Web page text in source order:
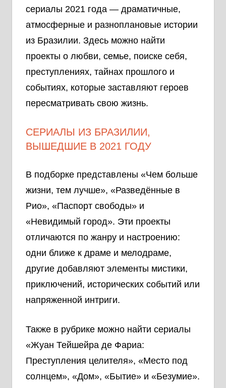
сериалы 2021 года — драматичные,
атмосферные и разноплановые истории
из Бразилии. Здесь можно найти
проекты о любви, семье, поиске себя,
преступлениях, тайнах прошлого и
событиях, которые заставляют героев
пересматривать свою жизнь.
СЕРИАЛЫ ИЗ БРАЗИЛИИ,
ВЫШЕДШИЕ В 2021 ГОДУ
В подборке представлены «Чем больше
жизни, тем лучше», «Разведённые в
Рио», «Паспорт свободы» и
«Невидимый город». Эти проекты
отличаются по жанру и настроению:
одни ближе к драме и мелодраме,
другие добавляют элементы мистики,
приключений, исторических событий или
напряженной интриги.
Также в рубрике можно найти сериалы
«Жуан Тейшейра де Фариа:
Преступления целителя», «Место под
солнцем», «Дом», «Бытие» и «Безумие».